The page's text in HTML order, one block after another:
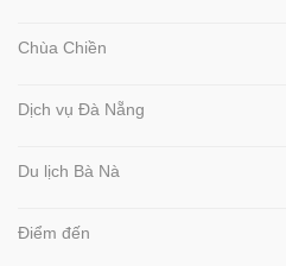
Chùa Chiền
Dịch vụ Đà Nẵng
Du lịch Bà Nà
Điểm đến